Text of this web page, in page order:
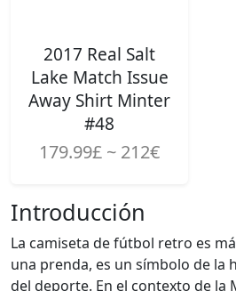
2017 Real Salt
Lake Match Issue
Away Shirt Minter
#48
179.99£ ~ 212€
Introducción
La camiseta de fútbol retro es
una prenda, es un símbolo de la
del deporte. En el contexto de la